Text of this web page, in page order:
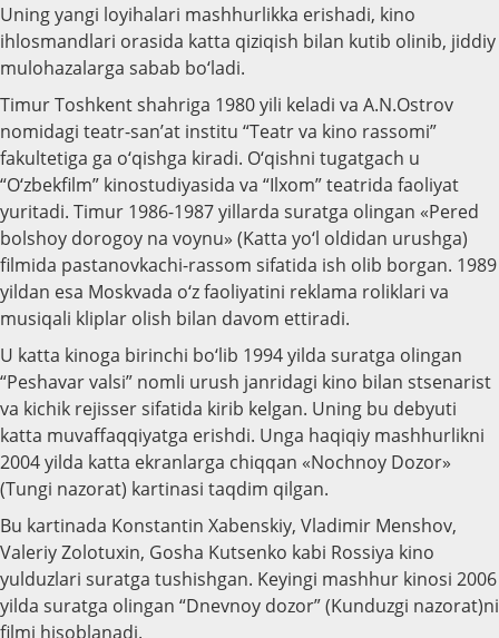
Uning yangi loyihalari mashhurlikka erishadi, kino
ihlosmandlari orasida katta qiziqish bilan kutib olinib, jiddiy
mulohazalarga sabab bo‘ladi.
Timur Toshkent shahriga 1980 yili keladi va A.N.Ostrov
nomidagi teatr-san’at institu “Teatr va kino rassomi”
fakultetiga ga o‘qishga kiradi. O‘qishni tugatgach u
“O‘zbekfilm” kinostudiyasida va “Ilxom” teatrida faoliyat
yuritadi. Timur 1986-1987 yillarda suratga olingan «Pered
bolshoy dorogoy na voynu» (Katta yo‘l oldidan urushga)
filmida pastanovkachi-rassom sifatida ish olib borgan. 1989
yildan esa Moskvada o‘z faoliyatini reklama roliklari va
musiqali kliplar olish bilan davom ettiradi.
U katta kinoga birinchi bo‘lib 1994 yilda suratga olingan
“Peshavar valsi” nomli urush janridagi kino bilan stsenarist
va kichik rejisser sifatida kirib kelgan. Uning bu debyuti
katta muvaffaqqiyatga erishdi. Unga haqiqiy mashhurlikni
2004 yilda katta ekranlarga chiqqan «Nochnoy Dozor»
(Tungi nazorat) kartinasi taqdim qilgan.
Bu kartinada Konstantin Xabenskiy, Vladimir Menshov,
Valeriy Zolotuxin, Gosha Kutsenko kabi Rossiya kino
yulduzlari suratga tushishgan. Keyingi mashhur kinosi 2006
yilda suratga olingan “Dnevnoy dozor” (Kunduzgi nazorat)ni
filmi hisoblanadi.